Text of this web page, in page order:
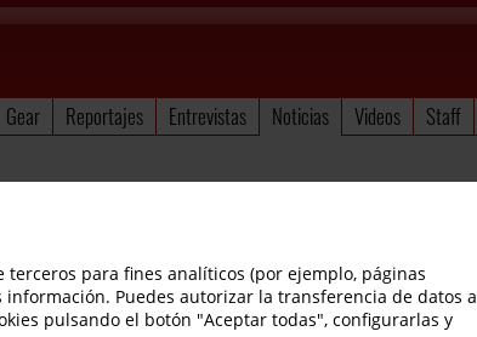
Gear Reportajes Entrevistas Noticias Videos Staff
terceros para fines analíticos (por ejemplo, páginas
información. Puedes autorizar la transferencia de datos a
pulsando el botón "Aceptar todas", configurarlas y